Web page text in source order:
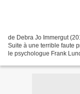
de Debra Jo Immergut
Suite à une terrible faute
le psychologue Frank